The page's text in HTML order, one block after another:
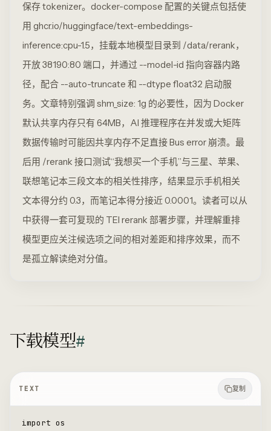
保存 tokenizer。docker-compose 配置的关键点包括使
用 ghcr.io/huggingface/text-embeddings-
inference:cpu-1.5，挂载本地模型目录到 /data/rerank，
开放 38190:80 端口，并通过 --model-id 指向容器内路
径，配合 --auto-truncate 和 --dtype float32 启动服
务。文章特别强调 shm_size: 1g 的必要性，因为 Docker
默认共享内存只有 64MB，AI 推理程序在并发或大矩阵
数据传输时可能因共享内存不足直接 Bus error 崩溃。最
后用 /rerank 接口测试“我想买一个手机”与三星、苹果、
联想笔记本三段文本的相关性排序，结果显示手机相关
文本得分约 0.3，而笔记本得分接近 0.0001。读者可以从
中获得一套可复现的 TEI rerank 部署步骤，并理解重排
模型更应关注候选项之间的相对差距和排序效果，而不
是孤立解读绝对分值。
下载模型#
TEXT 复制
import os